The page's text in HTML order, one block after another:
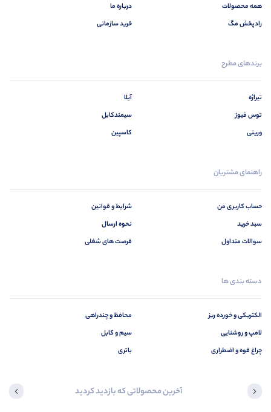
همه محصولات
رادپخش مگ
درباره ما
خرید سازمانی
برندهای مطرح
تیراژه
توس فیوز
وریتی
آیلا
سیمندکابل
کاسپین
راهنمای مشتریان
حساب کاربری من
سبد خرید
سوالات متداول
شرایط و قوانین
نحوه ارسال
فرصت های شغلی
دسته بندی ها
الکتریکی و خورده ریز
لامپ و روشنایی
چراغ قوه و اضطراری
محافظ و چندراهی
سیم و کابل
باتری
آخرین محصولاتی که بازدید کردید